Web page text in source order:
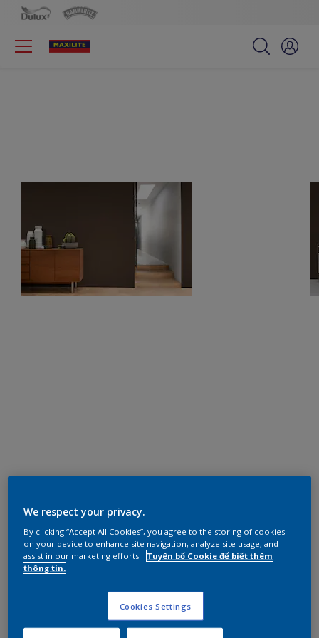
We respect your privacy.
By clicking “Accept All Cookies”, you agree to the storing of cookies
on your device to enhance site navigation, analyze site usage, and
assist in our marketing efforts.
Tuyên bố Cookie để biết thêm
thông tin.
Cookies Settings